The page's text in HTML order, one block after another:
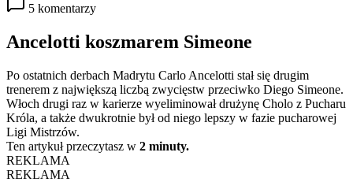
5 komentarzy
Ancelotti koszmarem Simeone
Po ostatnich derbach Madrytu Carlo Ancelotti stał się drugim
trenerem z największą liczbą zwycięstw przeciwko Diego Simeone.
Włoch drugi raz w karierze wyeliminował drużynę Cholo z Pucharu
Króla, a także dwukrotnie był od niego lepszy w fazie pucharowej
Ligi Mistrzów.
Ten artykuł przeczytasz w 2 minuty.
REKLAMA
REKLAMA